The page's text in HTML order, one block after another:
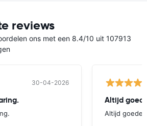
reviews
ons met een 8.4/10 uit 107913
30-04-2026
Altijd
Altijd goede